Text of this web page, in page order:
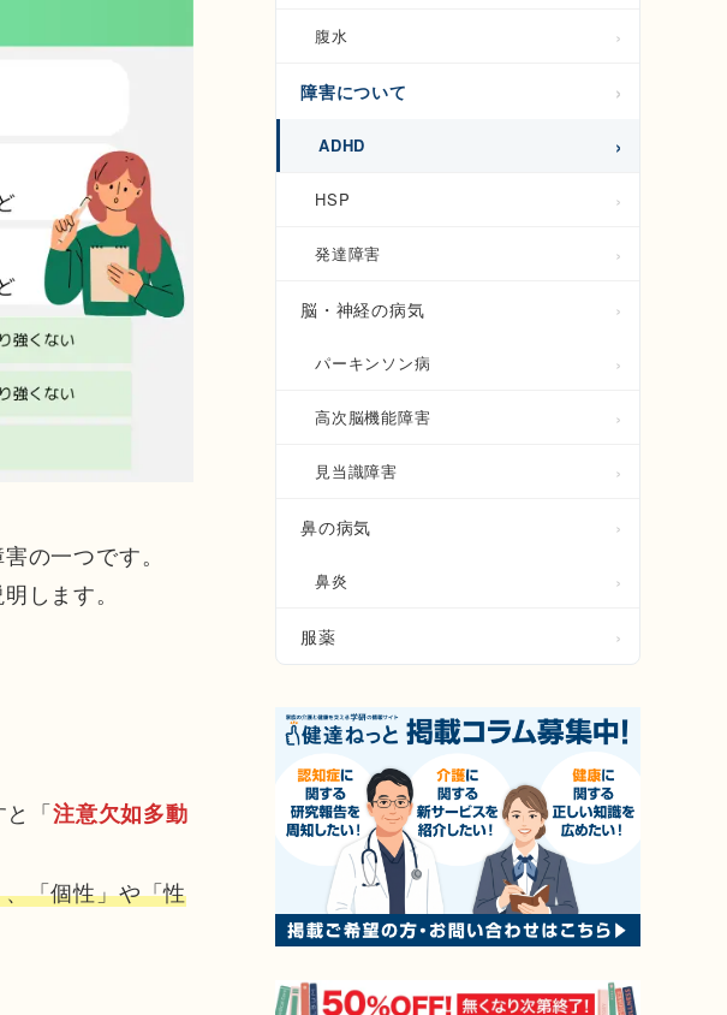
の一つです。
します。
「注意欠如多動
「個性」や「性
腹水
障害について
ADHD
HSP
発達障害
脳・神経の病気
パーキンソン病
高次脳機能障害
見当識障害
鼻の病気
鼻炎
服薬